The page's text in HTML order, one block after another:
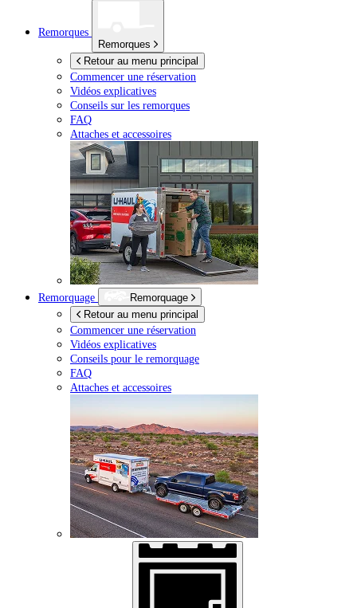
Remorques
Remorques
Retour au menu principal
Commencer une réservation
Vidéos explicatives
Conseils sur les remorques
FAQ
Attaches et accessoires
Remorquage
Remorquage
Retour au menu principal
Commencer une réservation
Vidéos explicatives
Conseils pour le remorquage
FAQ
Attaches et accessoires